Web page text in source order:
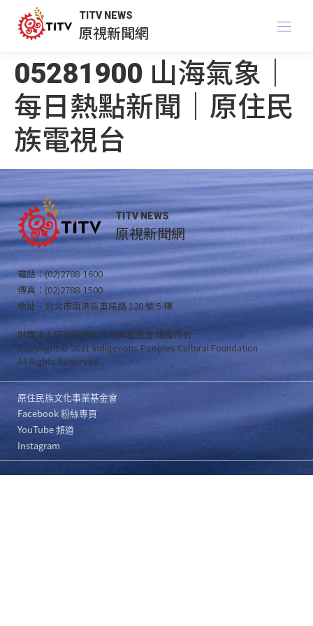
TITV NEWS
原視新聞網
05281900 山海氣象｜
每日熱點新聞｜原住民
族電視台
TITV NEWS
原視新聞網
電話：(02)2788-1600
傳真：(02)2788-1500
地址：台北市南港區重陽路 120 號 5 樓
財團法人原住民族文化事業基金會 版權所有
Copyright © 2021 Indigenous Peoples Cultural Foundation
All Rights Reserved .
原住民族文化事業基金會
Facebook 粉絲專頁
YouTube 頻道
Instagram